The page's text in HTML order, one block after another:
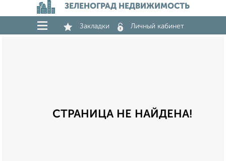
ЗЕЛЕНОГРАД НЕДВИЖИМОСТЬ
Закладки Личный кабинет
СТРАНИЦА НЕ НАЙДЕНА!